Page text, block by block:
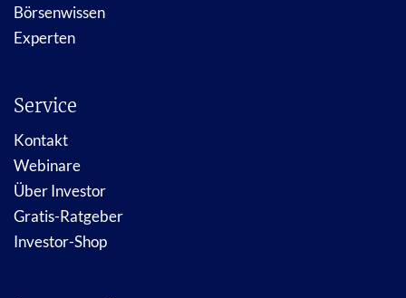
Börsenwissen
Experten
Service
Kontakt
Webinare
Über Investor
Gratis-Ratgeber
Investor-Shop